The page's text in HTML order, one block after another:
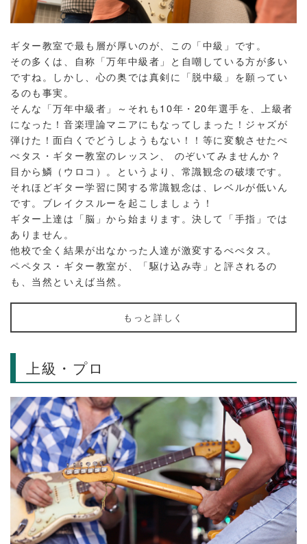
ギター教室で最も層が厚いのが、この「中級」です。
その多くは、自称「万年中級者」と自嘲している方が多い
ですね。しかし、心の奥では真剣に「脱中級」を願ってい
るのも事実。
そんな「万年中級者」～それも10年・20年選手を、上級者
になった！音楽理論マニアにもなってしまった！ジャズが
弾けた！面白くでどうしようもない！！等に変貌させたぺ
ぺタス・ギター教室のレッスン、 のぞいてみませんか？
目から鱗（ウロコ）。というより、常識観念の破壊です。
それほどギター学習に関する常識観念は、レベルが低いん
です。ブレイクスルーを起こしましょう！
ギター上達は「脳」から始まります。決して「手指」では
ありません。
他校で全く結果が出なかった人達が激変するぺぺタス。
ペペタス・ギター教室が、「駆け込み寺」と評されるの
も、当然といえば当然。
もっと詳しく
上級・プロ